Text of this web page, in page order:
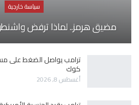
سياسة خارجية
مضيق هرمز.. لماذا ترفض واشنطن
ترامب يواصل الضغط على
كوك
أغسطس 8, 2026